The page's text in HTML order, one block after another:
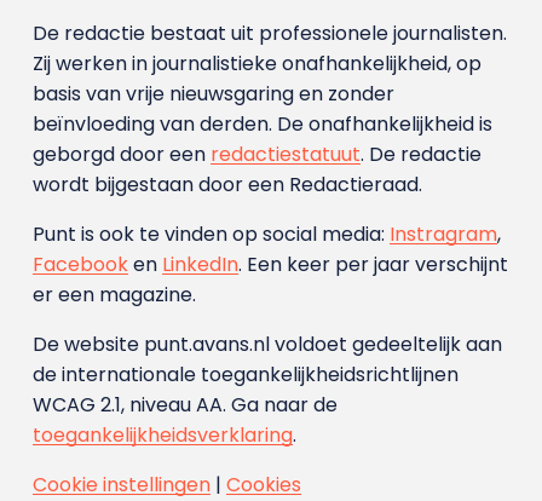
De redactie bestaat uit professionele journalisten.
Zij werken in journalistieke onafhankelijkheid, op
basis van vrije nieuwsgaring en zonder
beïnvloeding van derden. De onafhankelijkheid is
geborgd door een redactiestatuut. De redactie
wordt bijgestaan door een Redactieraad.
Punt is ook te vinden op social media: Instragram,
Facebooken LinkedIn. Een keer per jaar verschijnt
er een magazine.
De website punt.avans.nl voldoet gedeeltelijk aan
de internationale toegankelijkheidsrichtlijnen
WCAG 2.1, niveau AA. Ga naar de
toegankelijkheidsverklaring.
Cookie instellingen| Cookies